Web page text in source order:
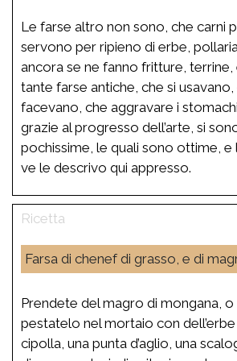
Le farse altro non sono, che carni
servono per ripieno di erbe,
ancora se ne fanno fritture, terrine,
tante farse antiche, che si
facevano, che aggravare i
grazie al progresso dell’arte, si
pochissime, le quali sono ottime, e
ve le descrivo qui appresso.
Farsa di chenef di grasso, e di
Prendete del magro di mongana, o
pestatelo nel mortaio con
cipolla, una punta d’aglio, una